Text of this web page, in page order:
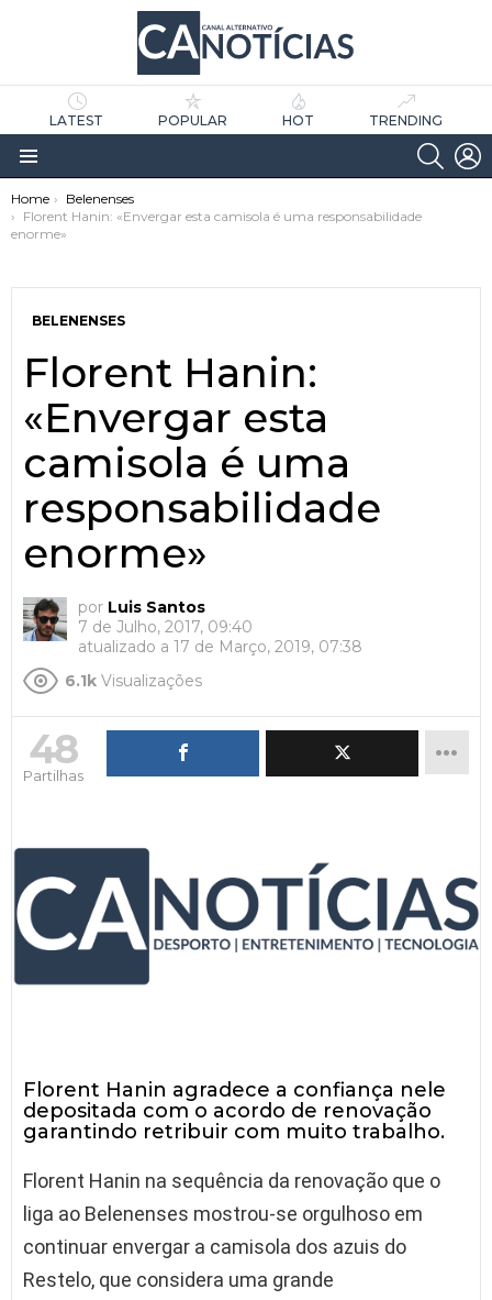
LATEST POPULAR HOT TRENDING
Menu
You are here:
Home
Belenenses
Florent Hanin: «Envergar esta camisola é uma responsabilidade
enorme»
BELENENSES
Florent Hanin:
«Envergar esta
camisola é uma
responsabilidade
enorme»
por Luis Santos
7 de Julho, 2017, 09:40
atualizado a 17 de Março, 2019, 07:38
6.1k Visualizações
48
Partilhas
Florent Hanin agradece a confiança nele
depositada com o acordo de renovação
garantindo retribuir com muito trabalho.
Florent Hanin na sequência da renovação que o
liga ao Belenenses mostrou-se orgulhoso em
continuar envergar a camisola dos azuis do
Restelo, que considera uma grande